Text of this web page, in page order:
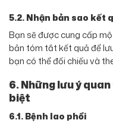
5.2. Nhận bản sao kết
Bạn sẽ được cung cấp
bản tóm tắt kết quả để
bạn có thể đối chiếu và
6. Những lưu ý
biệt
6.1. Bệnh lao phổi